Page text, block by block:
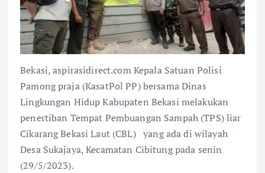
Bekasi, aspirasidirect.com Kepala Satuan Polisi
Pamong praja (KasatPol PP) bersama Dinas
Lingkungan Hidup Kabupaten Bekasi melakukan
penertiban Tempat Pembuangan Sampah (TPS) liar
Cikarang Bekasi Laut (CBL) yang ada di wilayah
Desa Sukajaya, Kecamatan Cibitung pada senin
(29/5/2023).